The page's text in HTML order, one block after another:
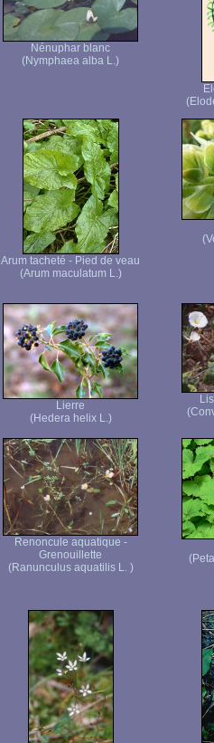
Nénuphar blanc
(Nymphaea alba L.)
Arum tacheté - Pied de veau
(Arum maculatum L.)
Lierre
(Hedera helix L.)
Renoncule aquatique -
Grenouillette
(Ranunculus aquatilis L. )